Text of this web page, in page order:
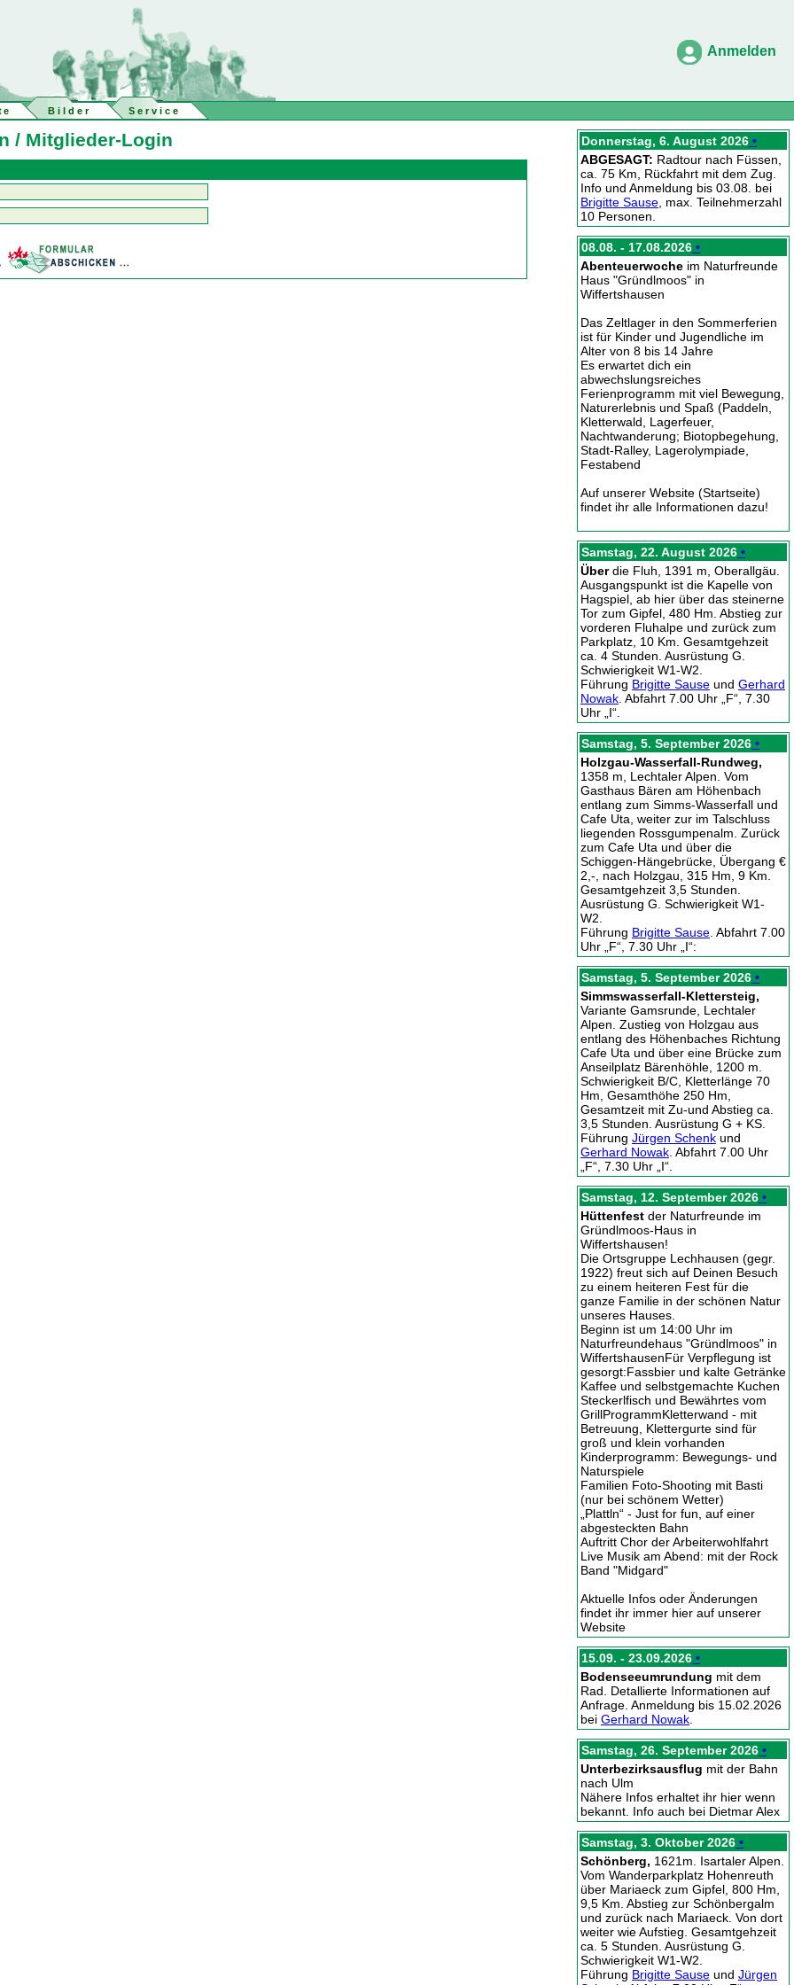
Anmelden
Bilder Service
Donnerstag, 6. August 2026 •
ABGESAGT: Radtour nach Füssen,
ca. 75 Km, Rückfahrt mit dem Zug.
Info und Anmeldung bis 03.08. bei
Brigitte Sause , max. Teilnehmerzahl
10 Personen.
08.08. - 17.08.2026 •
Abenteuerwoche im Naturfreunde
Haus "Gründlmoos" in
Wiffertshausen
Das Zeltlager in den Sommerferien
ist für Kinder und Jugendliche im
Alter von 8 bis 14 Jahre
Es erwartet dich ein
abwechslungsreiches
Ferienprogramm mit viel Bewegung,
Naturerlebnis und Spaß (Paddeln,
Kletterwald, Lagerfeuer,
Nachtwanderung; Biotopbegehung,
Stadt-Ralley, Lagerolympiade,
Festabend
Auf unserer Website (Startseite)
findet ihr alle Informationen dazu!
Samstag, 22. August 2026 •
Überdie Fluh, 1391 m, Oberallgäu.
Ausgangspunkt ist die Kapelle von
Hagspiel, ab hier über das steinerne
Tor zum Gipfel, 480 Hm. Abstieg zur
vorderen Fluhalpe und zurück zum
Parkplatz, 10 Km. Gesamtgehzeit
ca. 4 Stunden. Ausrüstung G.
Schwierigkeit W1-W2.
Führung Brigitte Sause und Gerhard
Nowak . Abfahrt 7.00 Uhr „F“, 7.30
Uhr „I“.
Samstag, 5. September 2026 •
Holzgau-Wasserfall-Rundweg,
1358 m, Lechtaler Alpen. Vom
Gasthaus Bären am Höhenbach
entlang zum Simms-Wasserfall und
Cafe Uta, weiter zur im Talschluss
liegenden Rossgumpenalm. Zurück
zum Cafe Uta und über die
Schiggen-Hängebrücke, Übergang €
2,-, nach Holzgau, 315 Hm, 9 Km.
Gesamtgehzeit 3,5 Stunden.
Ausrüstung G. Schwierigkeit W1-
W2.
Führung Brigitte Sause . Abfahrt 7.00
Uhr „F“, 7.30 Uhr „I“:
Samstag, 5. September 2026 •
Simmswasserfall-Klettersteig,
Variante Gamsrunde, Lechtaler
Alpen. Zustieg von Holzgau aus
entlang des Höhenbaches Richtung
Cafe Uta und über eine Brücke zum
Anseilplatz Bärenhöhle, 1200 m.
Schwierigkeit B/C, Kletterlänge 70
Hm, Gesamthöhe 250 Hm,
Gesamtzeit mit Zu-und Abstieg ca.
3,5 Stunden. Ausrüstung G + KS.
Führung Jürgen Schenk und
Gerhard Nowak . Abfahrt 7.00 Uhr
„F“, 7.30 Uhr „I“.
Samstag, 12. September 2026 •
Hüttenfest der Naturfreunde im
Gründlmoos-Haus in
Wiffertshausen!
Die Ortsgruppe Lechhausen (gegr.
1922) freut sich auf Deinen Besuch
zu einem heiteren Fest für die
ganze Familie in der schönen Natur
unseres Hauses.
Beginn ist um 14:00 Uhr im
Naturfreundehaus "Gründlmoos" in
WiffertshausenFür Verpflegung ist
gesorgt:Fassbier und kalte Getränke
Kaffee und selbstgemachte Kuchen
Steckerlfisch und Bewährtes vom
GrillProgrammKletterwand - mit
Betreuung, Klettergurte sind für
groß und klein vorhanden
Kinderprogramm: Bewegungs- und
Naturspiele
Familien Foto-Shooting mit Basti
(nur bei schönem Wetter)
„Plattln“ - Just for fun, auf einer
abgesteckten Bahn
Auftritt Chor der Arbeiterwohlfahrt
Live Musik am Abend: mit der Rock
Band "Midgard"
Aktuelle Infos oder Änderungen
findet ihr immer hier auf unserer
Website
15.09. - 23.09.2026 •
Bodenseeumrundung mit dem
Rad. Detallierte Informationen auf
Anfrage. Anmeldung bis 15.02.2026
bei Gerhard Nowak
Samstag, 26. September 2026 •
Unterbezirksausflug mit der Bahn
nach Ulm
Nähere Infos erhaltet ihr hier wenn
bekannt. Info auch bei Dietmar Alex
Samstag, 3. Oktober 2026 •
Schönberg, 1621m. Isartaler Alpen.
Vom Wanderparkplatz Hohenreuth
über Mariaeck zum Gipfel, 800 Hm,
9,5 Km. Abstieg zur Schönbergalm
und zurück nach Mariaeck. Von dort
weiter wie Aufstieg. Gesamtgehzeit
ca. 5 Stunden. Ausrüstung G.
Schwierigkeit W1-W2.
Führung Brigitte Sause und Jürgen
/ Mitglieder-Login